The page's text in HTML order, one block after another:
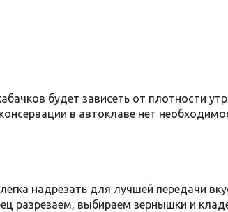
будет зависеть от плотности
в автоклаве нет
надрезать для лучшей передачи
разрезаем, выбираем зернышки и